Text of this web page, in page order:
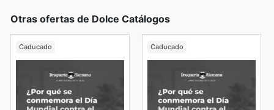
Otras ofertas de Dolce Catálogos
Caducado Caducado